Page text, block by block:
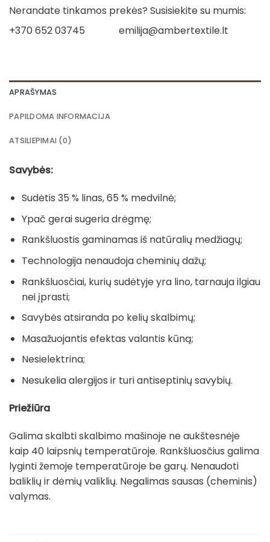
Nerandate tinkamos prekės? Susisiekite su mumis:
+370 652 03745
emilija@ambertextile.lt
APRAŠYMAS
PAPILDOMA INFORMACIJA
ATSILIEPIMAI (0)
Savybės:
Sudėtis 35 % linas, 65 % medvilnė;
Ypač gerai sugeria drėgmę;
Rankšluostis gaminamas iš natūralių medžiagų;
Technologija nenaudoja cheminių dažų;
Rankšluosčiai, kurių sudėtyje yra lino, tarnauja ilgiau
nei įprasti;
Savybės atsiranda po kelių skalbimų;
Masažuojantis efektas valantis kūną;
Nesielektrina;
Nesukelia alergijos ir turi antiseptinių savybių.
Priežiūra
Galima skalbti skalbimo mašinoje ne aukštesnėje
kaip 40 laipsnių temperatūroje. Rankšluosčius galima
lyginti žemoje temperatūroje be garų. Nenaudoti
baliklių ir dėmių valiklių. Negalimas sausas (cheminis)
valymas.